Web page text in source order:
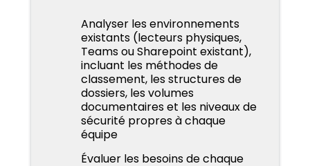
Analyser les environnements
existants (lecteurs physiques,
Teams ou Sharepoint existant),
incluant les méthodes de
classement, les structures de
dossiers, les volumes
documentaires et les niveaux de
sécurité propres à chaque
équipe
Évaluer les besoins de chaque